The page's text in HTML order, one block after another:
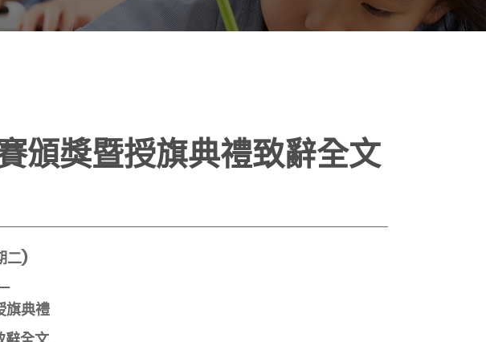
頒獎暨授旗典禮致辭全文
二)
旗典禮